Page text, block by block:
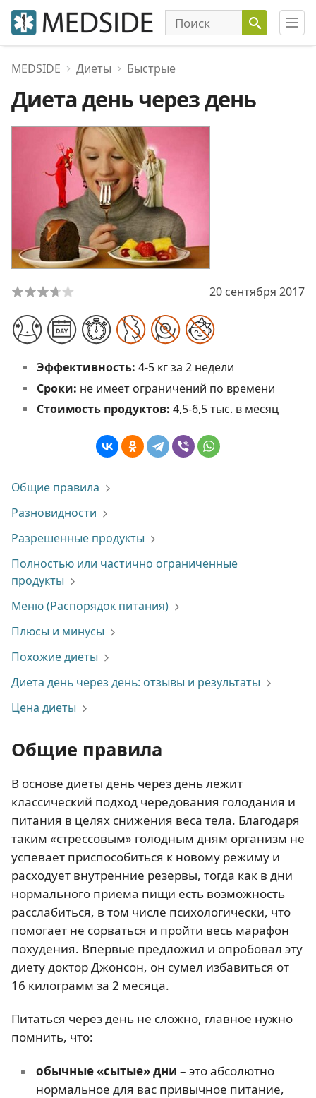
MEDSIDE Диеты Быстрые
Диета день через день
20 сентября 2017
Эффективность: 4-5 кг за 2 недели
Сроки: не имеет ограничений по времени
Стоимость продуктов: 4,5-6,5 тыс. в месяц
Общие правила
Разновидности
Разрешенные продукты
Полностью или частично ограниченные
продукты
Меню (Распорядок питания)
Плюсы и минусы
Похожие диеты
Диета день через день: отзывы и результаты
Цена диеты
Общие правила
В основе диеты день через день лежит
классический подход чередования голодания и
питания в целях снижения веса тела. Благодаря
таким «стрессовым» голодным дням организм не
успевает приспособиться к новому режиму и
расходует внутренние резервы, тогда как в дни
нормального приема пищи есть возможность
расслабиться, в том числе психологически, что
помогает не сорваться и пройти весь марафон
похудения. Впервые предложил и опробовал эту
диету доктор Джонсон, он сумел избавиться от
16 килограмм за 2 месяца.
Питаться через день не сложно, главное нужно
помнить, что:
обычные «сытые» дни – это абсолютно
нормальное для вас привычное питание,